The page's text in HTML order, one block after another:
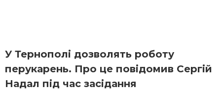
У Тернополі дозволять роботу
перукарень. Про це повідомив Сергій
Надал під час засідання